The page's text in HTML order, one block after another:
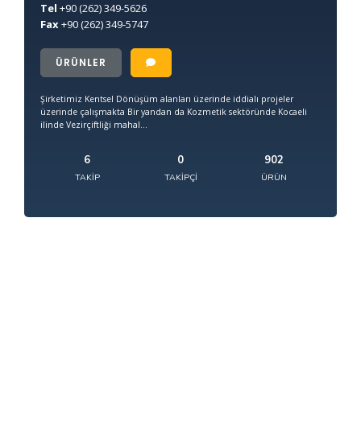
Tel +90(262) 349-5626
Fax+90(262) 349-5747
ÜRÜNLER
Şirketimiz Kentsel Dönüşüm alanları üzerinde iddialı projeler
üzerinde çalışmakta Bir yandan da Kozmetik sektöründe Kocaeli
ilinde Vezirçiftliği mahal...
6
TAKIP
0
TAKIPÇI
902
ÜRÜN